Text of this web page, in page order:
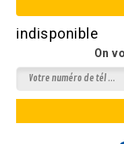
indisponible
On